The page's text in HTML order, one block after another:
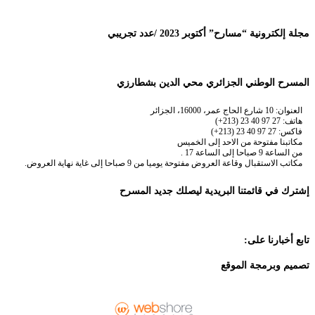
مجلة إلكترونية “مسارح” أكتوبر 2023 /عدد تجريبي
المسرح الوطني الجزائري محي الدين بشطارزي
العنوان: 10 شارع الحاج عمر، 16000، الجزائر
هاتف: 27 97 40 23 (213+)
فاكس: 27 97 40 23 (213+)
مكاتبنا مفتوحة من الاحد إلى الخميس
من الساعة 9 صباحا إلى الساعة 17 .
مكاتب الاستقبال وقاعة العروض مفتوحة يوميا من 9 صباحا إلى غاية نهاية العروض.
إشترك في قائمتنا البريدية ليصلك جديد المسرح
تابع أخبارنا على:
تصميم وبرمجة الموقع